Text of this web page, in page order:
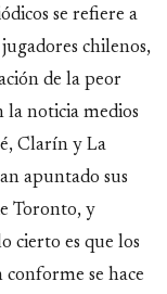
se refiere a
chilenos,
de la peor
la noticia medios
Clarín y La
apuntado sus
Toronto, y
cierto es que los
conforme se hace